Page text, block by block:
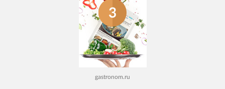
3
gastronom.ru